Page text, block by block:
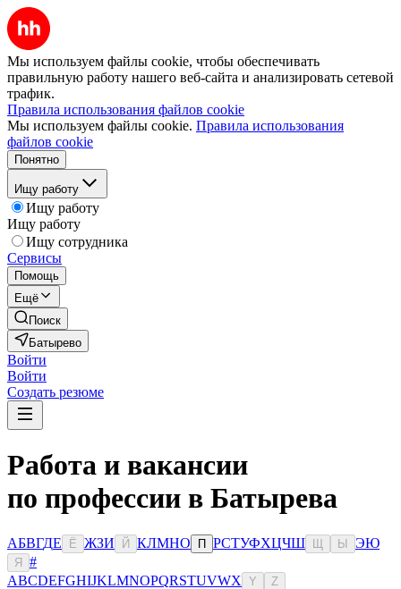
Мы используем файлы cookie, чтобы обеспечивать
правильную работу нашего веб-сайта и анализировать сетевой
трафик.
Правила использования файлов cookie
Мы используем файлы cookie. Правила использования
файлов cookie
Понятно
Ищу работу
Ищу работу
Ищу работу
Ищу сотрудника
Сервисы
Помощь
Ещё
Поиск
Батырево
Войти
Войти
Создать резюме
Работа и вакансии
по профессии в Батырева
АБВГДЕ Ё ЖЗИ Й КЛМНО П РСТУФХЦЧШ Ы ЭЮ
Я
#
ABCDEFGHIJKLMNOPQRSTUVWX Y Z